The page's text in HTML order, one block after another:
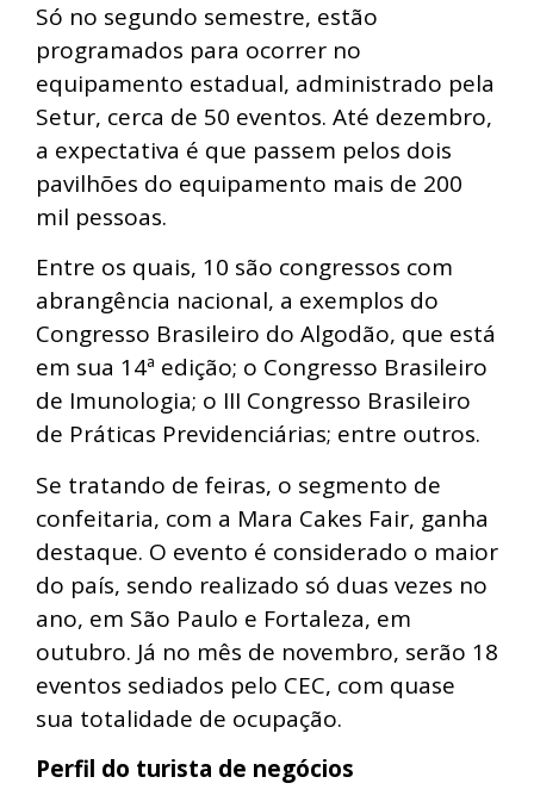
Só no segundo semestre, estão
programados para ocorrer no
equipamento estadual, administrado pela
Setur, cerca de 50 eventos. Até dezembro,
a expectativa é que passem pelos dois
pavilhões do equipamento mais de 200
mil pessoas.
Entre os quais, 10 são congressos com
abrangência nacional, a exemplos do
Congresso Brasileiro do Algodão, que está
em sua 14ª edição; o Congresso Brasileiro
de Imunologia; o III Congresso Brasileiro
de Práticas Previdenciárias; entre outros.
Se tratando de feiras, o segmento de
confeitaria, com a Mara Cakes Fair, ganha
destaque. O evento é considerado o maior
do país, sendo realizado só duas vezes no
ano, em São Paulo e Fortaleza, em
outubro. Já no mês de novembro, serão 18
eventos sediados pelo CEC, com quase
sua totalidade de ocupação.
Perfil do turista de negócios